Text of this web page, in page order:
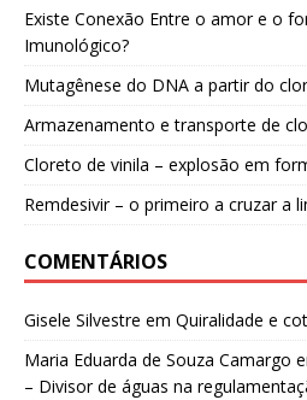
Existe Conexão Entre o amor e o
Imunológico?
Mutagênese do DNA a partir do
Armazenamento e transporte de
Cloreto de vinila – explosão em
Remdesivir – o primeiro a cruzar a
COMENTÁRIOS
Gisele Silvestre em Quiralidade e
Maria Eduarda de Souza Camargo
– Divisor de águas na